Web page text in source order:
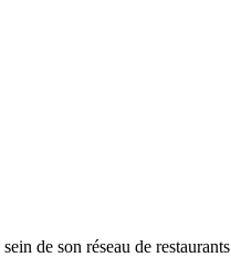
de son réseau de restaurants